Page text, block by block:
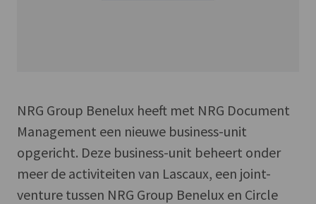
NRG Group Benelux heeft met NRG Document
Management een nieuwe business-unit
opgericht. Deze business-unit beheert onder
meer de activiteiten van Lascaux, een joint-
venture tussen NRG Group Benelux en Circle